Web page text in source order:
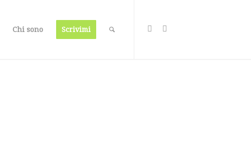
Chi sono Scrivimi